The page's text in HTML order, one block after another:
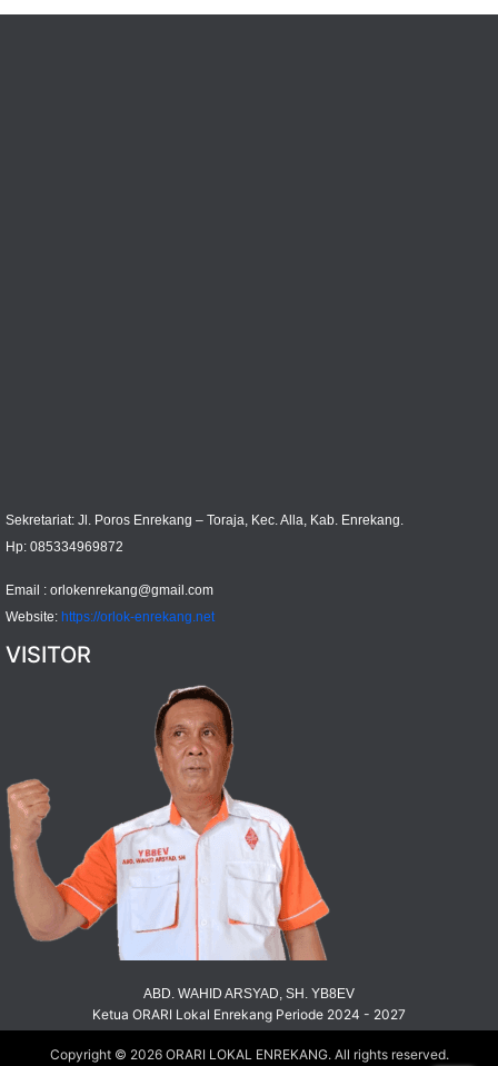
Sekretariat: Jl. Poros Enrekang – Toraja, Kec. Alla, Kab. Enrekang.
Hp: 085334969872
Email : orlokenrekang@gmail.com
Website: https://orlok-enrekang.net
VISITOR
ABD. WAHID ARSYAD, SH. YB8EV
Ketua ORARI Lokal Enrekang Periode 2024 - 2027
Copyright © 2026 ORARI LOKAL ENREKANG. All rights reserved.